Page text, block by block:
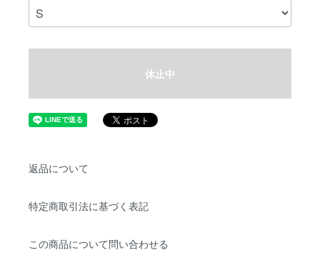
休止中
返品について
特定商取引法に基づく表記
この商品について問い合わせる